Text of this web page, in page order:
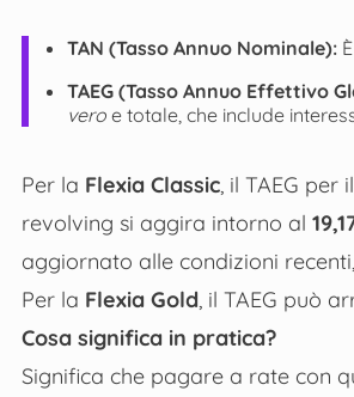
TAN (Tasso Annuo Nominale):È
TAEG (Tasso Annuo Effettivo
veroe totale, che include
Per la Flexia Classic, il TAEG per
revolving si aggira intorno al
aggiornato alle condizioni
Per la Flexia Gold, il TAEG può
Cosa significa in pratica?
Significa che pagare a rate con